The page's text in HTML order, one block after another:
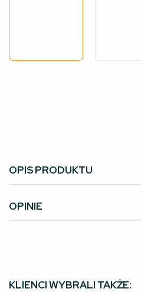
OPIS PRODUKTU
OPINIE
KLIENCI WYBRALI TAKŻE: